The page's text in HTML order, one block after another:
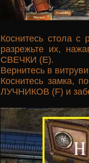
Коснитесь стола
разрежьте их,
СВЕЧКИ (E).
Вернитесь в
Коснитесь замка,
ЛУЧНИКОВ (F) и